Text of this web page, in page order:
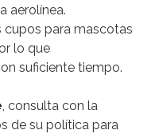
aerolínea.
cupos para mascotas
lo que
suficiente tiempo.
, consulta con la
de su política para